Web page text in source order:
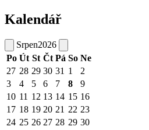
Kalendář
Srpen2026
Po Út St Čt Pá So Ne
27 28 29 30 31 1
2
3
4 5 6 7 8
9
10 11 12 13 14 15 16
17 18 19 20 21 22 23
24 25 26 27 28 29 30